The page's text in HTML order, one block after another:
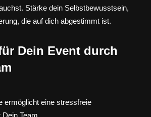
Stärke dein Selbstbewusstsein,
die auf dich abgestimmt ist.
Dein Event durch
ermöglicht eine stressfreie
Team.